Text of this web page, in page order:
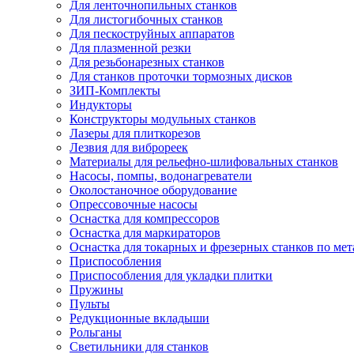
Для ленточнопильных станков
Для листогибочных станков
Для пескоструйных аппаратов
Для плазменной резки
Для резьбонарезных станков
Для станков проточки тормозных дисков
ЗИП-Комплекты
Индукторы
Конструкторы модульных станков
Лазеры для плиткорезов
Лезвия для виброреек
Материалы для рельефно-шлифовальных станков
Насосы, помпы, водонагреватели
Околостаночное оборудование
Опрессовочные насосы
Оснастка для компрессоров
Оснастка для маркираторов
Оснастка для токарных и фрезерных станков по
Приспособления
Приспособления для укладки плитки
Пружины
Пульты
Редукционные вкладыши
Рольганы
Светильники для станков